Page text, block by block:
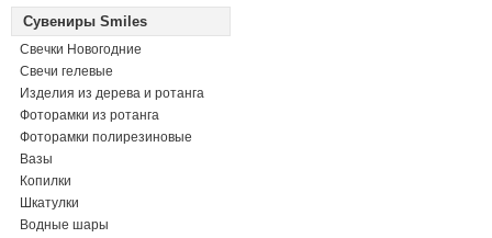
Сувениры Smiles
Свечки Новогодние
Свечи гелевые
Изделия из дерева и ротанга
Фоторамки из ротанга
Фоторамки полирезиновые
Вазы
Копилки
Шкатулки
Водные шары